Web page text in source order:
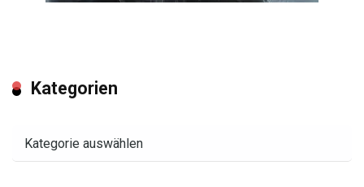
Kategorien